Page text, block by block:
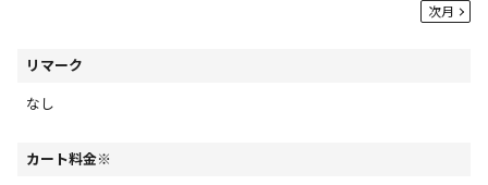
次月
リマーク
なし
カート料金※